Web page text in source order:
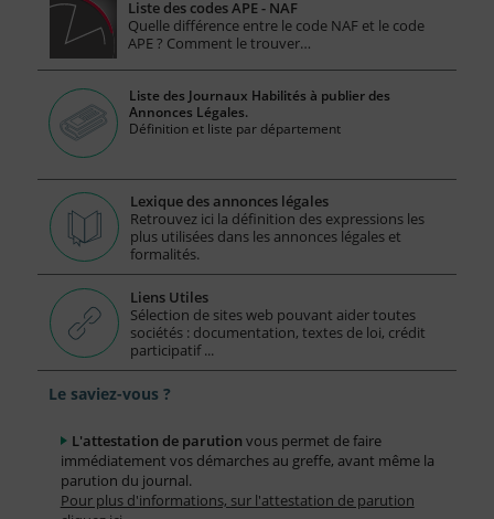
Liste des codes APE - NAF
Quelle différence entre le code NAF et le code
APE ? Comment le trouver…
Liste des Journaux Habilités à publier des
Annonces Légales.
Définition et liste par département
Lexique des annonces légales
Retrouvez ici la définition des expressions les
plus utilisées dans les annonces légales et
formalités.
Liens Utiles
Sélection de sites web pouvant aider toutes
sociétés : documentation, textes de loi, crédit
participatif ...
Le saviez-vous ?
L'attestation de parution vous permet de faire
immédiatement vos démarches au greffe, avant même la
parution du journal.
Pour plus d'informations, sur l'attestation de parution